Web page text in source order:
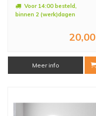
Voor 14:00 besteld,
binnen 2 (werk)dagen
20,00
Meer info